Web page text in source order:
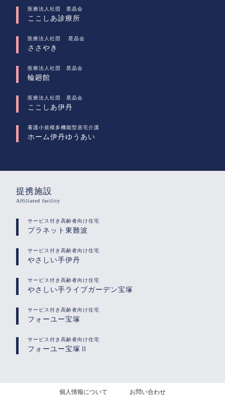
医療法人社団 星晶会
ここしあ診療所
医療法人社団 星晶会
ささやき
医療法人社団 星晶会
輪廻館
医療法人社団 星晶会
ここしあ伊丹
看護小規模多機能型居宅介護
ホーム伊丹ゆうあい
提携施設
Affiliated facility
サービス付き高齢者向け住宅
プラネット東難波
サービス付き高齢者向け住宅
やさしい手伊丹
サービス付き高齢者向け住宅
やさしい手ライブガーデン宝塚
サービス付き高齢者向け住宅
フォーユー宝塚
サービス付き高齢者向け住宅
フォーユー宝塚Ⅱ
個人情報について お問い合わせ